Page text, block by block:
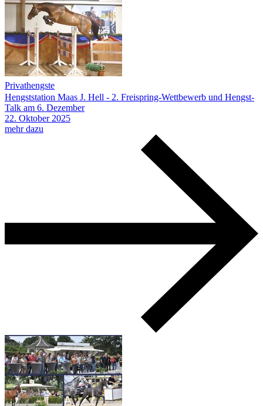
Privathengste
Hengststation Maas J. Hell - 2. Freispring-Wettbewerb und Hengst-
Talk am 6. Dezember
22. Oktober 2025
mehr dazu